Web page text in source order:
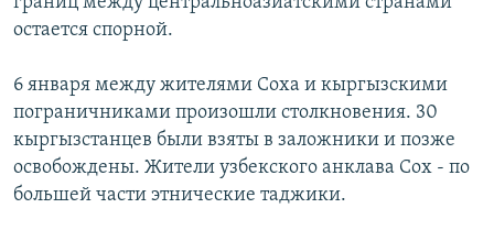
остается спорной.
6 января между жителями Соха и кыргызскими
пограничниками произошли столкновения. 30
кыргызстанцев были взяты в заложники и позже
освобождены. Жители узбекского анклава Сох - по
большей части этнические таджики.